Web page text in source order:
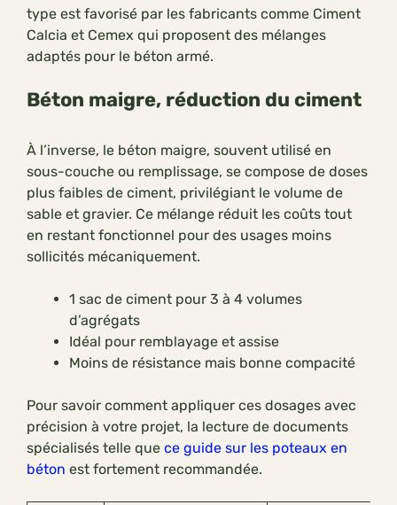
type est favorisé par les fabricants comme Ciment
Calcia et Cemex qui proposent des mélanges
adaptés pour le béton armé.
Béton maigre, réduction du ciment
À l’inverse, le béton maigre, souvent utilisé en
sous-couche ou remplissage, se compose de doses
plus faibles de ciment, privilégiant le volume de
sable et gravier. Ce mélange réduit les coûts tout
en restant fonctionnel pour des usages moins
sollicités mécaniquement.
1 sac de ciment pour 3 à 4 volumes
d’agrégats
Idéal pour remblayage et assise
Moins de résistance mais bonne compacité
Pour savoir comment appliquer ces dosages avec
précision à votre projet, la lecture de documents
spécialisés telle que ce guide sur les poteaux en
béton est fortement recommandée.